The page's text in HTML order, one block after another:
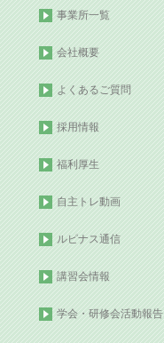
事業所一覧
会社概要
よくあるご質問
採用情報
福利厚生
自主トレ動画
ルピナス通信
講習会情報
学会・研修会活動報告